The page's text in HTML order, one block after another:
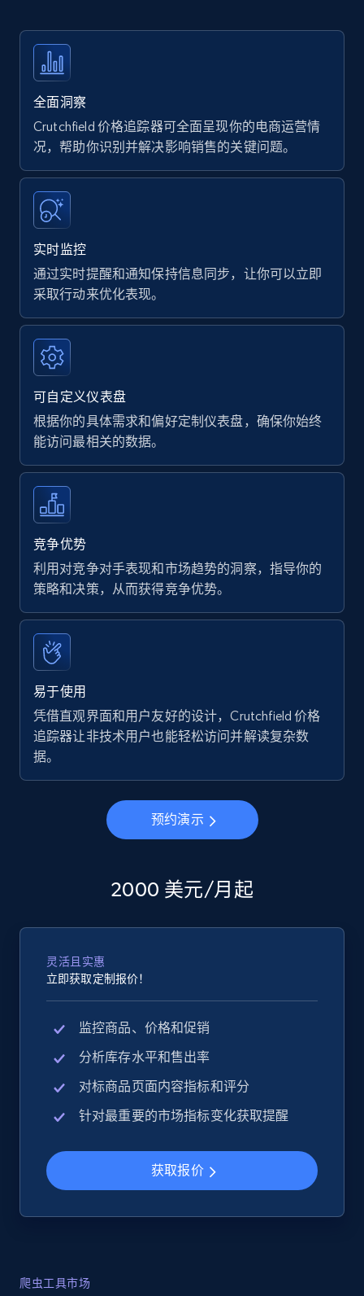
全面洞察
Crutchfield 价格追踪器可全面呈现你的电商运营情
况，帮助你识别并解决影响销售的关键问题。
实时监控
通过实时提醒和通知保持信息同步，让你可以立即
采取行动来优化表现。
可自定义仪表盘
根据你的具体需求和偏好定制仪表盘，确保你始终
能访问最相关的数据。
竞争优势
利用对竞争对手表现和市场趋势的洞察，指导你的
策略和决策，从而获得竞争优势。
易于使用
凭借直观界面和用户友好的设计，Crutchfield 价格
追踪器让非技术用户也能轻松访问并解读复杂数
据。
预约演示
2000 美元/月起
灵活且实惠
立即获取定制报价！
监控商品、价格和促销
分析库存水平和售出率
对标商品页面内容指标和评分
针对最重要的市场指标变化获取提醒
获取报价
爬虫工具市场